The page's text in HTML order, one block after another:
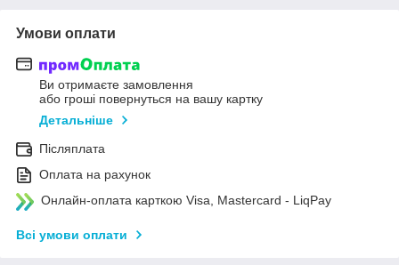
Умови оплати
Ви отримаєте замовлення
або гроші повернуться на вашу картку
Детальніше
Післяплата
Оплата на рахунок
Онлайн-оплата карткою Visa, Mastercard - LiqPay
Всі умови оплати